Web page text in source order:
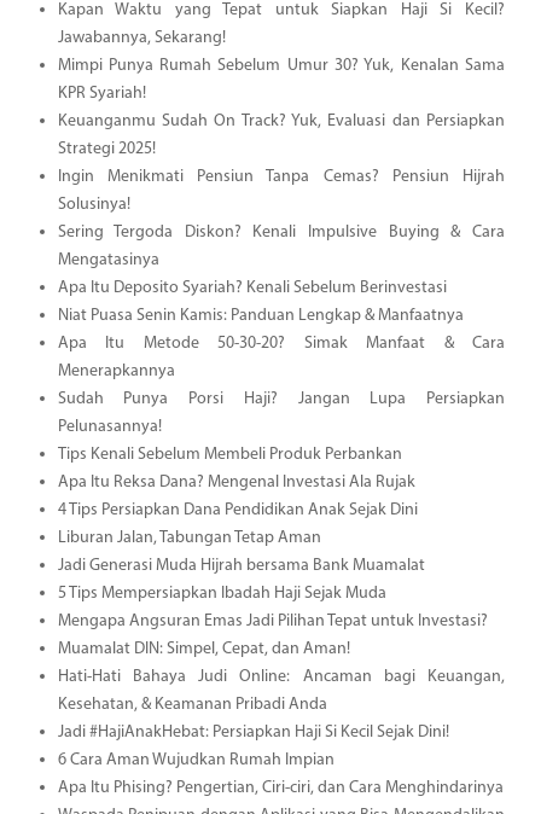
Kapan Waktu yang Tepat untuk Siapkan Haji Si Kecil?
Jawabannya, Sekarang!
Mimpi Punya Rumah Sebelum Umur 30? Yuk, Kenalan Sama
KPR Syariah!
Keuanganmu Sudah On Track? Yuk, Evaluasi dan Persiapkan
Strategi 2025!
Ingin Menikmati Pensiun Tanpa Cemas? Pensiun Hijrah
Solusinya!
Sering Tergoda Diskon? Kenali Impulsive Buying & Cara
Mengatasinya
Apa Itu Deposito Syariah? Kenali Sebelum Berinvestasi
Niat Puasa Senin Kamis: Panduan Lengkap & Manfaatnya
Apa Itu Metode 50-30-20? Simak Manfaat & Cara
Menerapkannya
Sudah Punya Porsi Haji? Jangan Lupa Persiapkan
Pelunasannya!
Tips Kenali Sebelum Membeli Produk Perbankan
Apa Itu Reksa Dana? Mengenal Investasi Ala Rujak
4 Tips Persiapkan Dana Pendidikan Anak Sejak Dini
Liburan Jalan, Tabungan Tetap Aman
Jadi Generasi Muda Hijrah bersama Bank Muamalat
5 Tips Mempersiapkan Ibadah Haji Sejak Muda
Mengapa Angsuran Emas Jadi Pilihan Tepat untuk Investasi?
Muamalat DIN: Simpel, Cepat, dan Aman!
Hati-Hati Bahaya Judi Online: Ancaman bagi Keuangan,
Kesehatan, & Keamanan Pribadi Anda
Jadi #HajiAnakHebat: Persiapkan Haji Si Kecil Sejak Dini!
6 Cara Aman Wujudkan Rumah Impian
Apa Itu Phising? Pengertian, Ciri-ciri, dan Cara Menghindarinya